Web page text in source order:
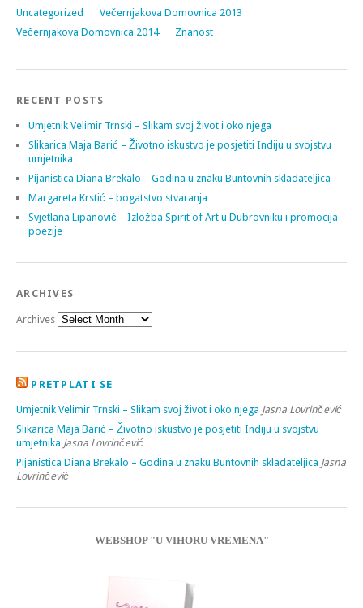
Uncategorized
Večernjakova Domovnica 2013
Večernjakova Domovnica 2014
Znanost
RECENT POSTS
Umjetnik Velimir Trnski – Slikam svoj život i oko njega
Slikarica Maja Barić – Životno iskustvo je posjetiti Indiju u svojstvu
umjetnika
Pijanistica Diana Brekalo – Godina u znaku Buntovnih skladateljica
Margareta Krstić – bogatstvo stvaranja
Svjetlana Lipanović – Izložba Spirit of Art u Dubrovniku i promocija
poezije
ARCHIVES
Archives
PRETPLATI SE
Umjetnik Velimir Trnski – Slikam svoj život i oko njega Jasna Lovrinčević
Slikarica Maja Barić – Životno iskustvo je posjetiti Indiju u svojstvu
umjetnika Jasna Lovrinčević
Pijanistica Diana Brekalo – Godina u znaku Buntovnih skladateljica Jasna
Lovrinčević
WEBSHOP "U VIHORU VREMENA"